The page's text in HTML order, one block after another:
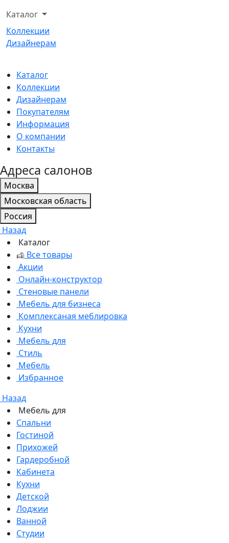
Каталог
Коллекции
Дизайнерам
Каталог
Коллекции
Дизайнерам
Покупателям
Информация
О компании
Контакты
Адреса салонов
Москва
Московская область
Россия
Назад
Каталог
Все товары
Акции
Онлайн-конструктор
Стеновые панели
Мебель для бизнеса
Комплексаная меблировка
Кухни
Мебель для
Стиль
Мебель
Избранное
Назад
Мебель для
Спальни
Гостиной
Прихожей
Гардеробной
Кабинета
Кухни
Детской
Лоджии
Ванной
Студии